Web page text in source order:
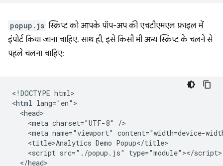
popup.js स्क्रिप्ट को आपके पॉप-अप की एचटीएमएल फ़ाइल में
इंपोर्ट किया जाना चाहिए. साथ ही, इसे किसी भी अन्य स्क्रिप्ट के चलने से
पहले चलना चाहिए:
<!DOCTYPE html>
<html lang="en">
  <head>
    <meta charset="UTF-8" />
<meta name="viewport" content="width=device-
    <title>Analytics Demo Popup</title>
    <script src="./popup.js" type="module"></script>
  </head>